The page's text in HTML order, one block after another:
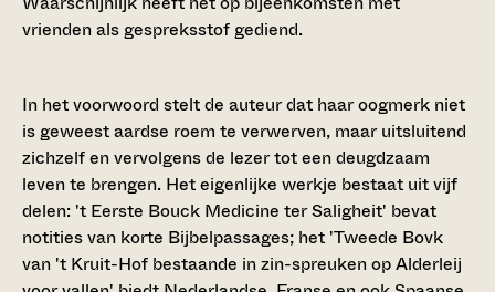
vrienden als gespreksstof gediend.
In het voorwoord stelt de auteur dat haar oogmerk niet
is geweest aardse roem te verwerven, maar uitsluitend
zichzelf en vervolgens de lezer tot een deugdzaam
leven te brengen. Het eigenlijke werkje bestaat uit vijf
delen: 't Eerste Bouck Medicine ter Saligheit' bevat
notities van korte Bijbelpassages; het 'Tweede Bovk
van 't Kruit-Hof bestaande in zin-spreuken op Alderleij